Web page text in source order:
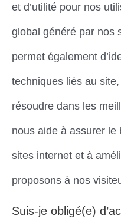
et d’utilité pour nos
global généré par nos
permet également
techniques liés au
résoudre dans les
nous aide à assurer
sites internet et à
proposons à nos
Suis-je obligé(e)